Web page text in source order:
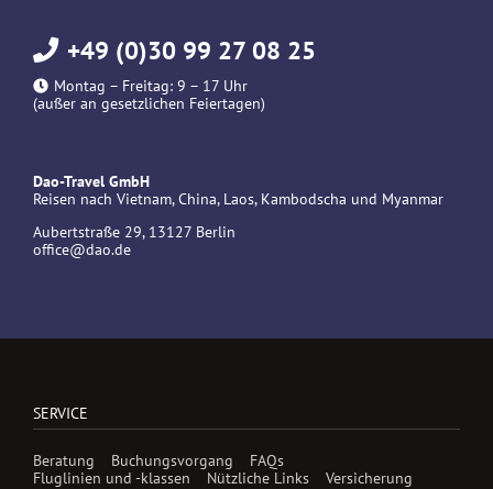
+49 (0)30 99 27 08 25
Montag – Freitag: 9 – 17 Uhr
(außer an gesetzlichen Feiertagen)
Dao-Travel GmbH
Reisen nach Vietnam, China, Laos, Kambodscha und Myanmar
Aubertstraße 29, 13127 Berlin
office@dao.de
SERVICE
Beratung Buchungsvorgang
FAQs
Fluglinien und -klassen
Nützliche Links
Versicherung